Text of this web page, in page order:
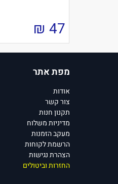
47
₪
מפת אתר
אודות
צור קשר
תקנון חנות
מדיניות משלוח
מעקב הזמנות
הרשמת לקוחות
הצהרת נגישות
החזרות וביטולים